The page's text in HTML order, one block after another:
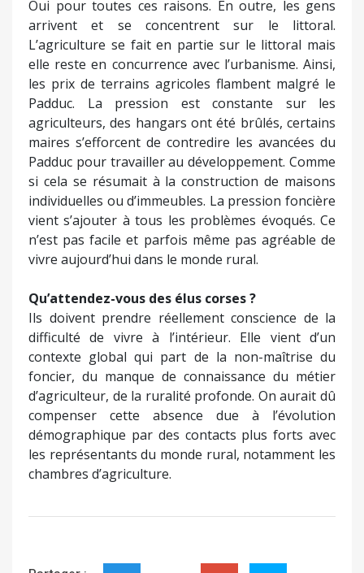
Oui pour toutes ces raisons. En outre, les gens
arrivent et se concentrent sur le littoral.
L’agriculture se fait en partie sur le littoral mais
elle reste en concurrence avec l’urbanisme. Ainsi,
les prix de terrains agricoles flambent malgré le
Padduc. La pression est constante sur les
agriculteurs, des hangars ont été brûlés, certains
maires s’efforcent de contredire les avancées du
Padduc pour travailler au développement. Comme
si cela se résumait à la construction de maisons
individuelles ou d’immeubles. La pression foncière
vient s’ajouter à tous les problèmes évoqués. Ce
n’est pas facile et parfois même pas agréable de
vivre aujourd’hui dans le monde rural.
Qu’attendez-vous des élus corses ?
Ils doivent prendre réellement conscience de la
difficulté de vivre à l’intérieur. Elle vient d’un
contexte global qui part de la non-maîtrise du
foncier, du manque de connaissance du métier
d’agriculteur, de la ruralité profonde. On aurait dû
compenser cette absence due à l’évolution
démographique par des contacts plus forts avec
les représentants du monde rural, notamment les
chambres d’agriculture.